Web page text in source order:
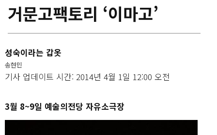
거문고팩토리 ‘이마고’
성숙이라는 갑옷
송현민
기사 업데이트 시간: 2014년 4월 1일 12:00 오전
3월 8~9일 예술의전당 자유소극장